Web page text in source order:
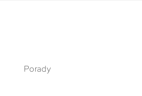
Porady